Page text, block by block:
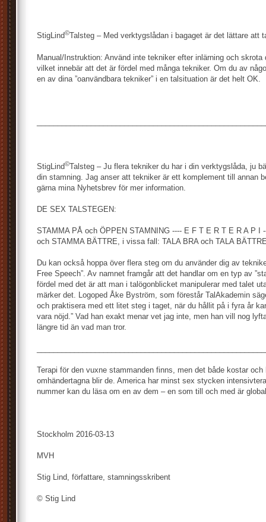
StigLind©Talsteg – Med verktygslådan i bagaget är det lättare att
Manual/Instruktion: Använd inte tekniker efter inlärning och skrota
vilket innebär att det är fördel med många tekniker. Om du av
en av dina ”oanvändbara tekniker” i en talsituation är det helt OK.
StigLind©Talsteg – Ju flera tekniker du har i din verktygslåda, ju
din stamning. Jag anser att tekniker är ett komplement till annan
gärna mina Nyhetsbrev för mer information.
DE SEX TALSTEGEN:
STAMMA PÅ och ÖPPEN STAMNING ---- E F T E R T E R A P I
och STAMMA BÄTTRE, i vissa fall: TALA BRA och TALA
Du kan också hoppa över flera steg om du använder dig av
Free Speech”. Av namnet framgår att det handlar om en typ av
fördel med det är att man i talögonblicket manipulerar med talet
märker det. Logoped Åke Byström, som förestår TalAkademin
och praktisera med ett litet steg i taget, när du hållit på i fyra år
vara nöjd.” Vad han exakt menar vet jag inte, men han vill nog
längre tid än vad man tror.
Terapi för den vuxne stammanden finns, men det både kostar
omhändertagna blir de. America har minst sex stycken
nummer kan du läsa om en av dem – en som till och med är
Stockholm 2016-03-13
MVH
Stig Lind, författare, stamningsskribent
© Stig Lind